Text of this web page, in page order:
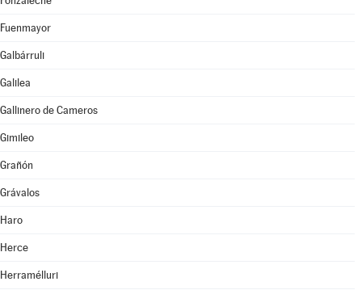
Fuenmayor
Galbárruli
Galilea
Gallinero de Cameros
Gimileo
Grañón
Grávalos
Haro
Herce
Herramélluri